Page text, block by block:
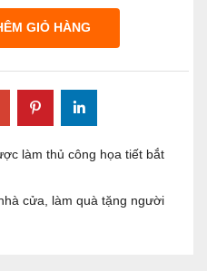
GIỎ HÀNG
làm thủ công họa tiết bắt
cửa, làm quà tặng người